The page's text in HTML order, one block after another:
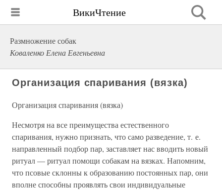
ВикиЧтение
Размножение собак
Коваленко Елена Евгеньевна
Организация спаривания (вязка)
Организация спаривания (вязка)
Несмотря на все преимущества естественного
спаривания, нужно признать, что само разведение, т. е.
направленный подбор пар, заставляет нас вводить новый
ритуал — ритуал помощи собакам на вязках. Напомним,
что псовые склонны к образованию постоянных пар, они
вполне способны проявлять свои индивидуальные